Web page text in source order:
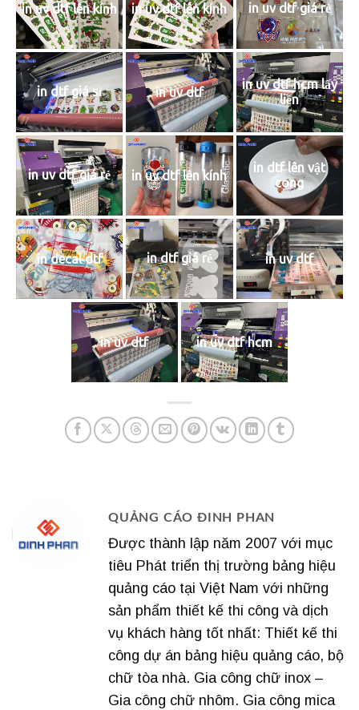
in uv dtf lên kính in uv dtf lên kính in uv dtf giá rẻ
in dtf giá sỉ in uv dtf
in uv dtf hcm lấy
liền
in uv dtf giá rẻ in uv dtf lên kính
in dtf lên vật
cong
in decal dtf in dtf giá rẻ in uv dtf
in uv dtf in uv dtf hcm
QUẢNG CÁO ĐINH PHAN
Được thành lập năm 2007 với mục
tiêu Phát triển thị trường bảng hiệu
quảng cáo tại Việt Nam với những
sản phẩm thiết kế thi công và dịch
vụ khách hàng tốt nhất: Thiết kế thi
công dự án bảng hiệu quảng cáo, bộ
chữ tòa nhà. Gia công chữ inox –
Gia công chữ nhôm. Gia công mica